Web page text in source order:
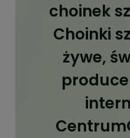
choinek
Choinki
żywe,